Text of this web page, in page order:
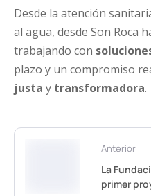
Desde la atención
al agua, desde Son Roca
trabajando con
plazo y un compromiso
justa y transformadora.
Anterior
La
primer